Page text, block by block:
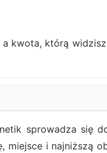
kwota, którą
sprowadza się
i najniższą